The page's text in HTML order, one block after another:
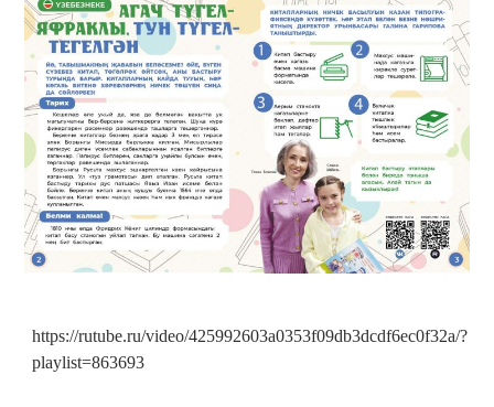
https://rutube.ru/video/425992603a0353f09db3dcdf6ec0f32a/?
playlist=863693